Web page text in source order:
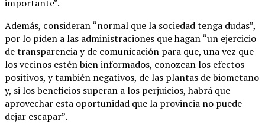
importante”.
Además, consideran “normal que la sociedad tenga dudas”,
por lo piden a las administraciones que hagan “un ejercicio
de transparencia y de comunicación para que, una vez que
los vecinos estén bien informados, conozcan los efectos
positivos, y también negativos, de las plantas de biometano
y, si los beneficios superan a los perjuicios, habrá que
aprovechar esta oportunidad que la provincia no puede
dejar escapar”.